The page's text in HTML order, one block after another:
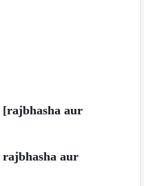
[rajbhasha aur
rajbhasha aur